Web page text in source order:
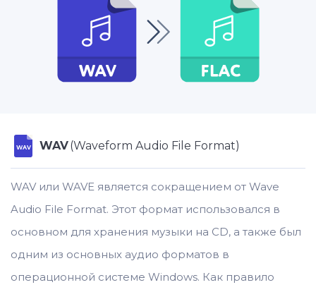
WAV WAV(Waveform Audio File Format)
WAV или WAVE является сокращением от Wave
Audio File Format. Этот формат использовался в
основном для хранения музыки на CD, а также был
одним из основных аудио форматов в
операционной системе Windows. Как правило